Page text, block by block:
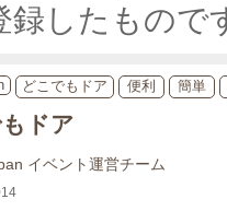
録したもので
どこでもドア 便利 簡単
ドア
イベント運営チーム